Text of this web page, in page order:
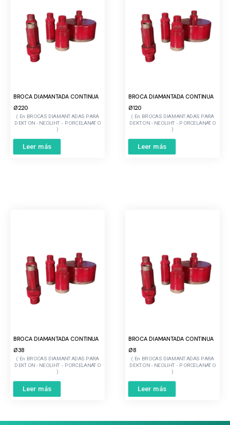
BROCA DIAMANTADA CONTINUA
Ø220
BROCAS DIAMANTADAS PARA
DEKTON - NEOLIHT - PORCELANATO
Leer más
BROCA DIAMANTADA CONTINUA
Ø120
BROCAS DIAMANTADAS PARA
DEKTON - NEOLIHT - PORCELANATO
Leer más
BROCA DIAMANTADA CONTINUA
Ø38
BROCAS DIAMANTADAS PARA
DEKTON - NEOLIHT - PORCELANATO
Leer más
BROCA DIAMANTADA CONTINUA
Ø8
BROCAS DIAMANTADAS PARA
DEKTON - NEOLIHT - PORCELANATO
Leer más